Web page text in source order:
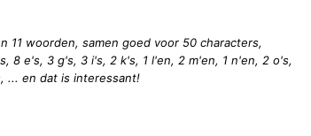
Toch opmerkelijk dat
11 woorden, samen goed voor 50 characters,
8 e's, 3 g's, 3 i's, 2 k's, 1 l'en, 2 m'en, 1 n'en, 2 o's,
... en dat is interessant!